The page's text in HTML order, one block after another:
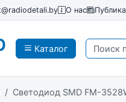
О нас
Каталог
Светодиод SMD FM-